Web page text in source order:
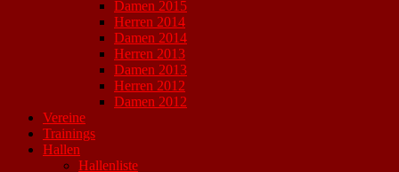
Damen 2015
Herren 2014
Damen 2014
Herren 2013
Damen 2013
Herren 2012
Damen 2012
Vereine
Trainings
Hallen
Hallenliste